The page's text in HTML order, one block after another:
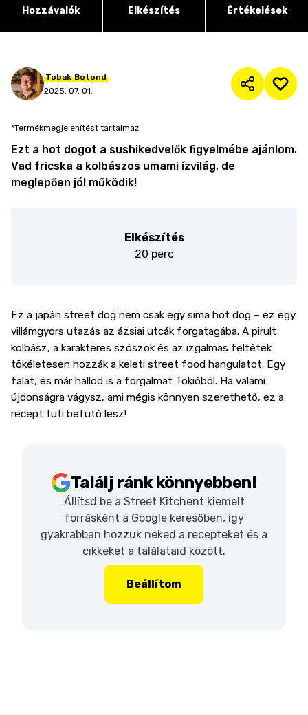
Hozzávalók Elkészítés Értékelések
Tobak Botond
2025. 07. 01.
*Termékmegjelenítést tartalmaz
Ezt a hot dogot a sushikedvelők figyelmébe ajánlom.
Vad fricska a kolbászos umami ízvilág, de
meglepően jól működik!
Elkészítés
20 perc
Ez a japán street dog nem csak egy sima hot dog – ez egy
villámgyors utazás az ázsiai utcák forgatagába. A pirult
kolbász, a karakteres szószok és az izgalmas feltétek
tökéletesen hozzák a keleti street food hangulatot. Egy
falat, és már hallod is a forgalmat Tokióból. Ha valami
újdonságra vágysz, ami mégis könnyen szerethető, ez a
recept tuti befutó lesz!
Találj ránk könnyebben!
Állítsd be a Street Kitchent kiemelt
forrásként a Google keresőben, így
gyakrabban hozzuk neked a recepteket és a
cikkeket a találataid között.
Beállítom